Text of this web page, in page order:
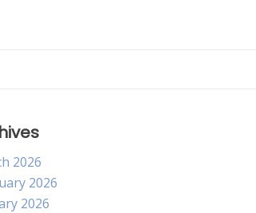
2026
2026
2026